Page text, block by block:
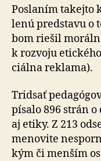
Poslaním takejto
lenú pred­stavu o
bom riešil
k roz­voju
ciálna reklama).
Tridsať
pí­salo 896 strán
aj etiky. Z 213
menovite
kým či menším